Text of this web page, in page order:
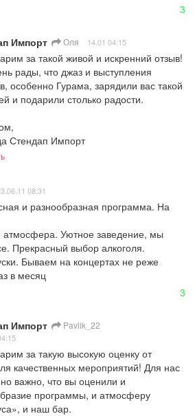
3
Импорт Оля 14.01 04:15
за такой живой и искренний отзыв!
рады, что джаз и выступления
особенно Гурама, зарядили вас такой
и подарили столько радости.
Стендап Импорт
08:31
и разнообразная программа. На
атмосфера. Уютное заведение, мы
Прекрасный выбор алкоголя.
Бываем на концертах не реже
в месяц
3
Импорт Pavlik_22
за такую высокую оценку от
качественных мероприятий! Для нас
важно, что вы оценили и
программы, и атмосферу
и наш бар.